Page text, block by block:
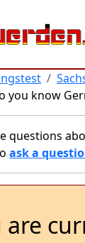
you know
questions
ask a
are